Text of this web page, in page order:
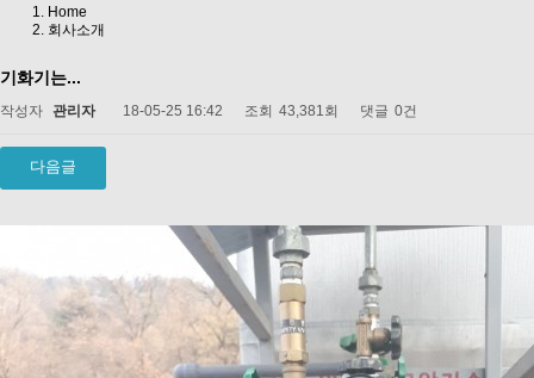
Home
회사소개
기화기는...
작성자 관리자 18-05-25 16:42 조회 43,381회 댓글 0건
다음글